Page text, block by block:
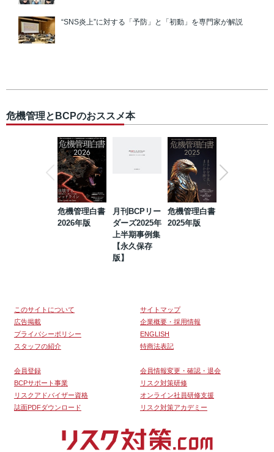
“SNS炎上”に対する「予防」と「初動」を専門家が解説
危機管理とBCPのおススメ本
危機管理白書
2026年版
月刊BCPリー
ダーズ2025年
上半期事例集
【永久保存
版】
危機管理白書
2025年版
このサイトについて
サイトマップ
広告掲載
企業概要・採用情報
プライバシーポリシー
ENGLISH
スタッフの紹介
特商法表記
会員登録
会員情報変更・確認・退会
BCPサポート事業
リスク対策研修
リスクアドバイザー資格
オンライン社員研修支援
誌面PDFダウンロード
リスク対策アカデミー